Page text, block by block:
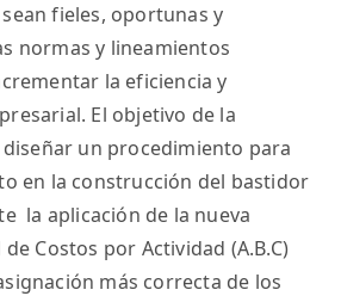
fieles, oportunas y
normas y lineamientos
la eficiencia y
El objetivo de la
un procedimiento para
en la construcción del bastidor
la aplicación de la nueva
Costos por Actividad (A.B.C)
más correcta de los